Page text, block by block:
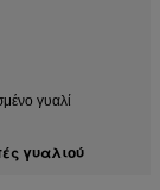
γυαλί
γυαλιού